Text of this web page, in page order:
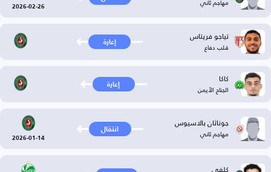
مهاجم ثاني 2026-02-26
تياجو فريتاس
قلب دفاع إعارة
كاكا
الجناح الأيمن إعارة
جوناثان بالاسيوس
مهاجم ثاني انتقال
2026-01-14